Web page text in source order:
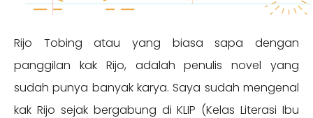
Rijo Tobing atau yang biasa sapa dengan
panggilan kak Rijo, adalah penulis novel yang
sudah punya banyak karya. Saya sudah mengenal
kak Rijo sejak bergabung di KLIP (Kelas Literasi Ibu